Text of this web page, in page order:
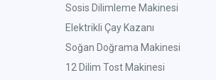
Sosis Dilimleme Makinesi
Elektrikli Çay Kazanı
Soğan Doğrama Makinesi
12 Dilim Tost Makinesi